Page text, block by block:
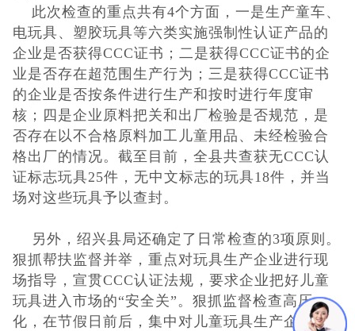
CE认证
UKCA认证
欧盟CE认证
CE认证常见问
题
3C认证
十环能效认证
环保节能认证
此次检查的重点共有4个方面，一是生产童车、
电玩具、塑胶玩具等六类实施强制性认证产品的
企业是否获得CCC证书；二是获得CCC证书的企
业是否存在超范围生产行为；三是获得CCC证书
的企业是否按条件进行生产和按时进行年度审
核；四是企业原料把关和出厂检验是否规范，是
否存在以不合格原料加工儿童用品、未经检验合
格出厂的情况。截至目前，全县共查获无CCC认
证标志玩具25件，无中文标志的玩具18件，并当
场对这些玩具予以查封。
另外，绍兴县局还确定了日常检查的3项原则。
狠抓帮扶监督并举，重点对玩具生产企业进行现
场指导，宣贯CCC认证法规，要求企业把好儿童
玩具进入市场的“安全关”。狠抓监督检查高压
化，在节假日前后，集中对儿童玩具生产企业开